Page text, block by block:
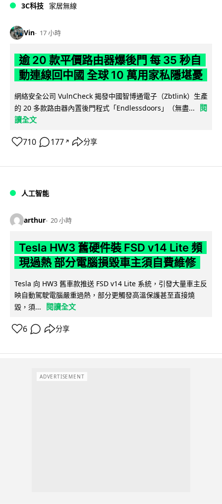
3C科技 家居無線
Vin 17 小時
逾 20 款平價路由器爆後門 每 35 秒自
動連線回中國 全球 10 萬用家私隱堪憂
網絡安全公司 VulnCheck 揭發中國智博通電子（Zbtlink）生產
的 20 多款路由器內置後門程式「Endlessdoors」（無盡...
閱
讀全文
710 177 ↗ 分享
人工智能
arthur 20 小時
Tesla HW3 舊硬件裝 FSD v14 Lite 頻
現過熱 部分電腦損毀車主須自費維修
Tesla 向 HW3 舊車款推送 FSD v14 Lite 系統，引發大量車主反
映自動駕駛電腦嚴重過熱，部分更觸發高溫保護甚至直接燒
毀，須...
閱讀全文
6 分享
ADVERTISEMENT